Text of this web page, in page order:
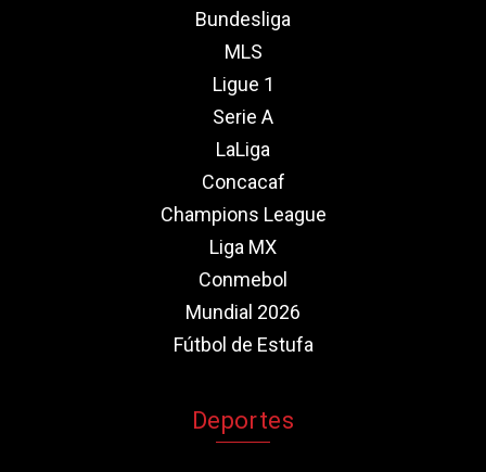
Bundesliga
MLS
Ligue 1
Serie A
LaLiga
Concacaf
Champions League
Liga MX
Conmebol
Mundial 2026
Fútbol de Estufa
Deportes